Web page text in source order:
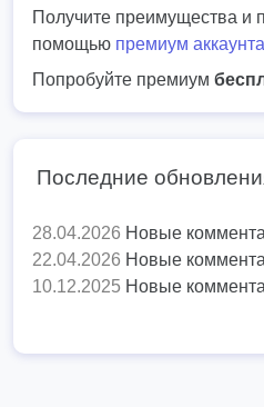
Получите преимущества и
помощью премиум аккаунта
Попробуйте премиум
Последние
28.04.2026 Новые
22.04.2026 Новые
10.12.2025 Новые